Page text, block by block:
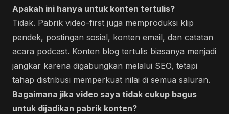
Apakah ini hanya untuk konten tertulis?
Tidak. Pabrik video-first juga memproduksi klip
pendek, postingan sosial, konten email, dan catatan
acara podcast. Konten blog tertulis biasanya menjadi
jangkar karena digabungkan melalui SEO, tetapi
tahap distribusi memperkuat nilai di semua saluran.
Bagaimana jika video saya tidak cukup bagus
untuk dijadikan pabrik konten?